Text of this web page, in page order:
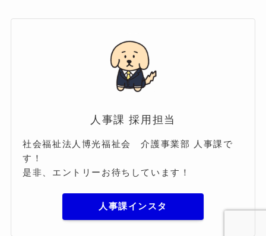
人事課 採用担当
社会福祉法人博光福祉会 介護事業部 人事課で
す！
是非、エントリーお待ちしています！
人事課インスタ